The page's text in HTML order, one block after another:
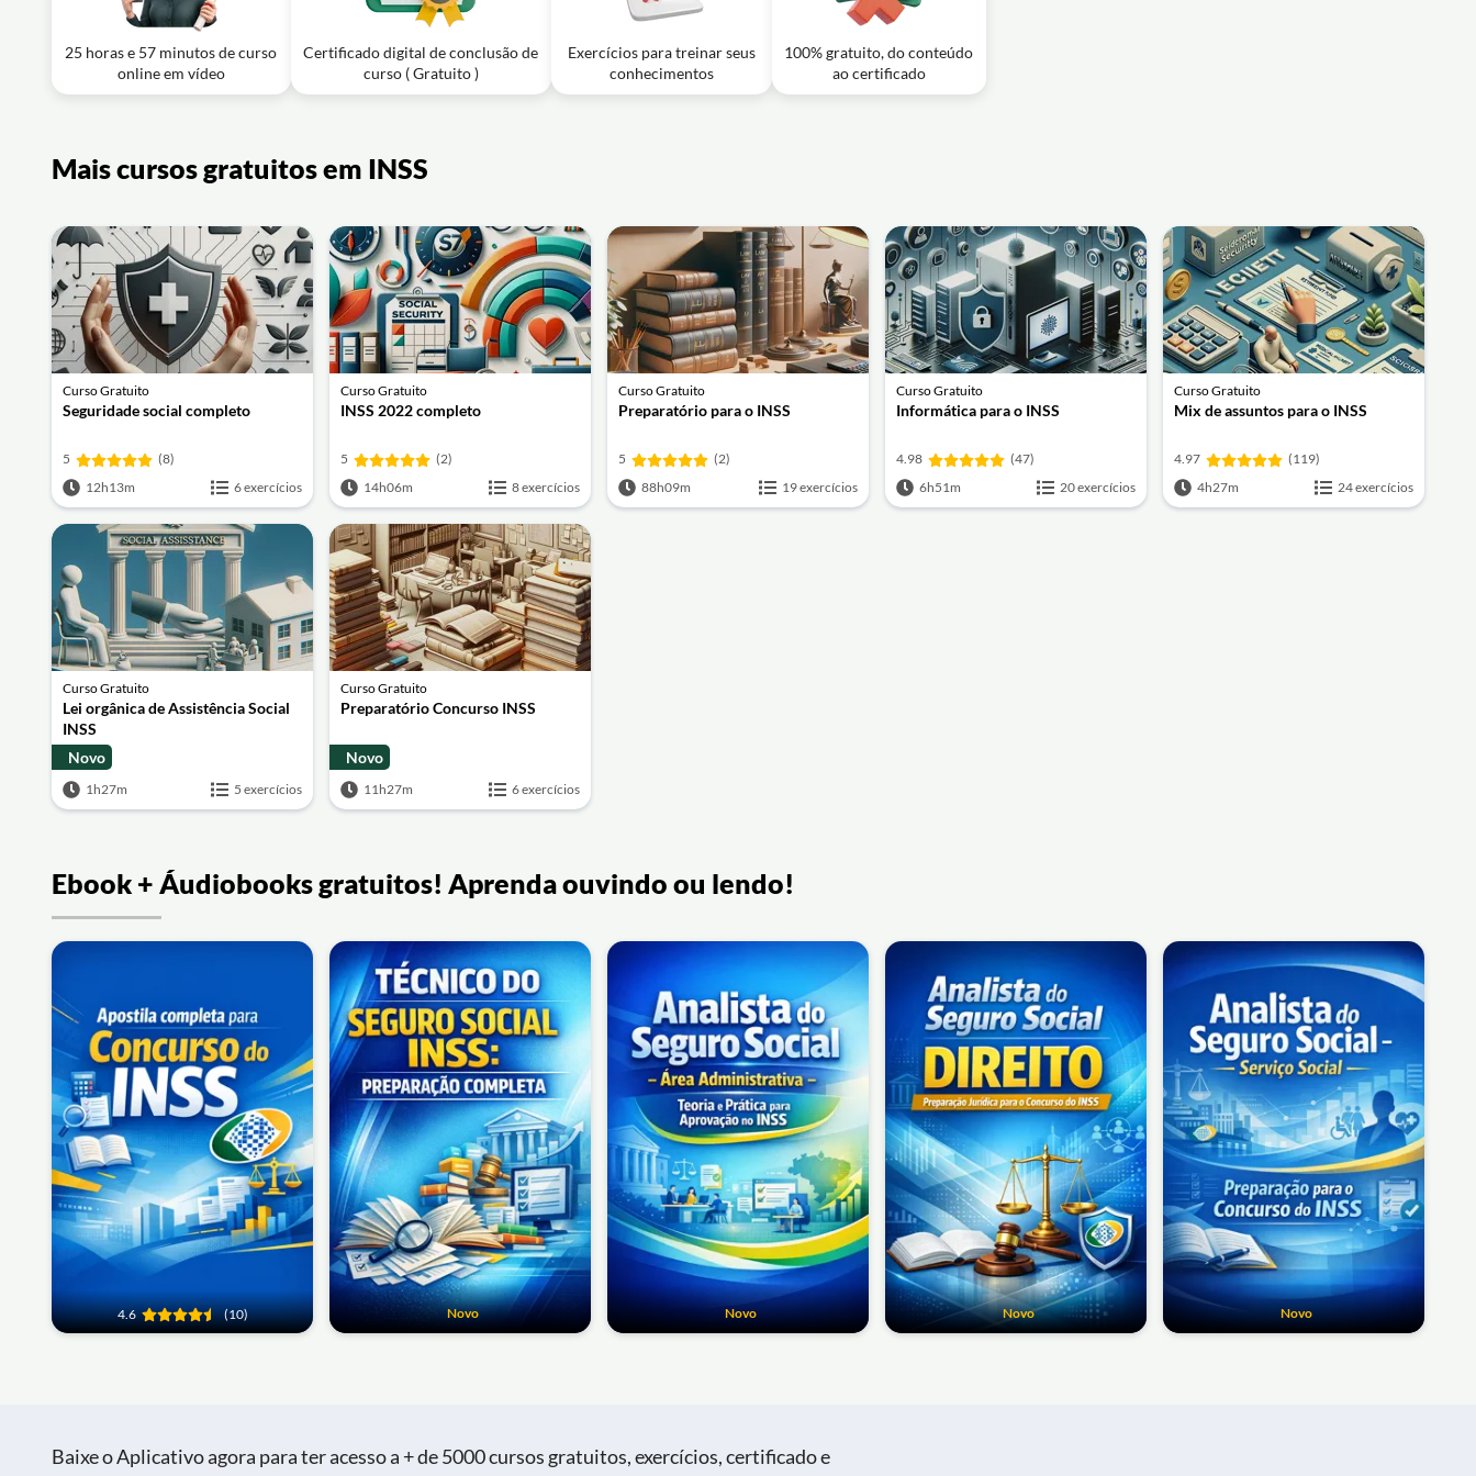
25 horas e 57 minutos de curso
online em vídeo
Certificado digital de conclusão de
curso ( Gratuito )
Exercícios para treinar seus
conhecimentos
100% gratuito, do conteúdo
ao certificado
Mais cursos gratuitos em INSS
Curso Gratuito
Seguridade social completo
5
(8)
12h13m
6 exercícios
Curso Gratuito
INSS 2022 completo
5
(2)
14h06m
8 exercícios
Curso Gratuito
Preparatório para o INSS
5
(2)
88h09m
19 exercícios
Curso Gratuito
Informática para o INSS
4.98
(47)
6h51m
20 exercícios
Curso Gratuito
Mix de assuntos para o INSS
4.97
(119)
4h27m
24 exercícios
Curso Gratuito
Lei orgânica de Assistência Social
INSS
Novo
1h27m 5 exercícios
Curso Gratuito
Preparatório Concurso INSS
Novo
11h27m 6 exercícios
Ebook + Áudiobooks gratuitos! Aprenda ouvindo ou lendo!
4.6 (10) Novo Novo Novo Novo
Baixe o Aplicativo agora para ter acesso a + de 5000 cursos gratuitos, exercícios, certificado e